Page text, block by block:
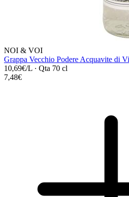
NOI & VOI
Grappa Vecchio Podere Acquavite di
10,69€/L · Qta 70 cl
7,48€